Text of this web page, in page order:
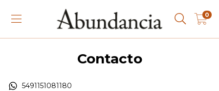
0
Contacto
5491151081180